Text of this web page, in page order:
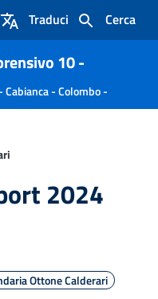
Cerca
Traduci
10 -
- Colombo -
2024
Ottone Calderari